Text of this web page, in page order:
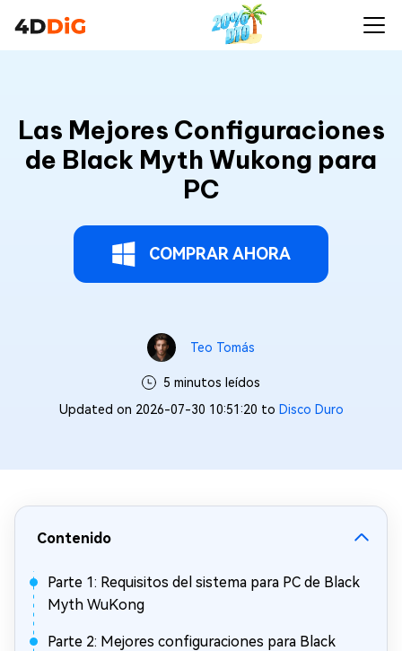
Las Mejores Configuraciones
de Black Myth Wukong para
PC
COMPRAR AHORA
Teo Tomás
5 minutos leídos
Updated on 2026-07-30 10:51:20 to Disco Duro
Contenido
Parte 1: Requisitos del sistema para PC de Black
Myth WuKong
Parte 2: Mejores configuraciones para Black